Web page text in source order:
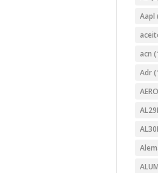
Aapl
acn
Adr